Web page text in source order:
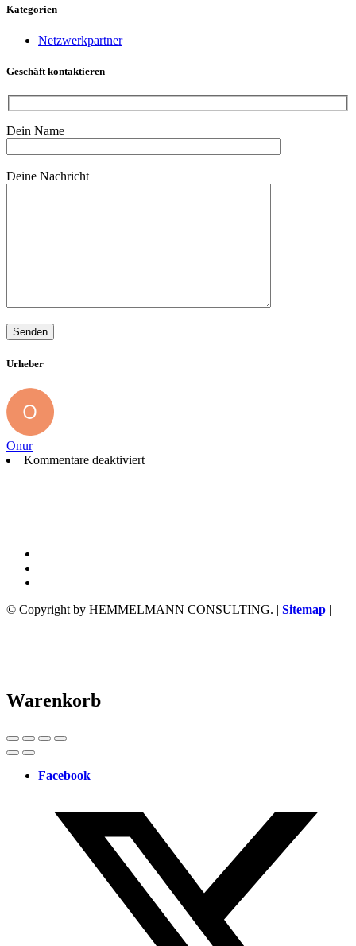
Kategorien
Netzwerkpartner
Geschäft kontaktieren
Dein Name
Deine Nachricht
Urheber
Onur
Kommentare deaktiviert
© Copyright by HEMMELMANN CONSULTING. | Sitemap |
Warenkorb
Facebook